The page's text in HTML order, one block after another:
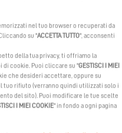
Pietroburgo e lascia che
in un mondo di sensazioni
nel tuo browser o recuperati da
su "ACCETTA TUTTO", acconsenti
della tua privacy, ti offriamo la
cookie. Puoi cliccare su "GESTISCI I MIEI
che desideri accettare, oppure su
tuo rifiuto (verranno quindi utilizzati solo i
del sito). Puoi modificare le tue scelte
I MIEI COOKIE" in fondo a ogni pagina